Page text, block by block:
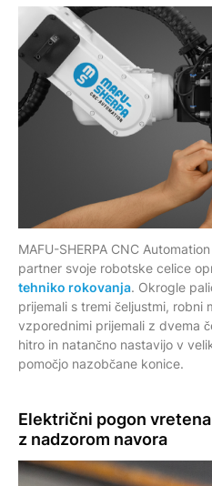
MAFU-SHERPA CNC
partner svoje robotske celice
tehniko rokovanja. Okrogle
prijemali s tremi čeljustmi, robni
vzporednimi prijemali z dvema
hitro in natančno nastavijo v
pomočjo nazobčane konice.
Električni pogon vretena
z nadzorom navora